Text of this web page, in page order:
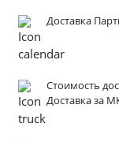
Доставка
Стоимость
Доставка за